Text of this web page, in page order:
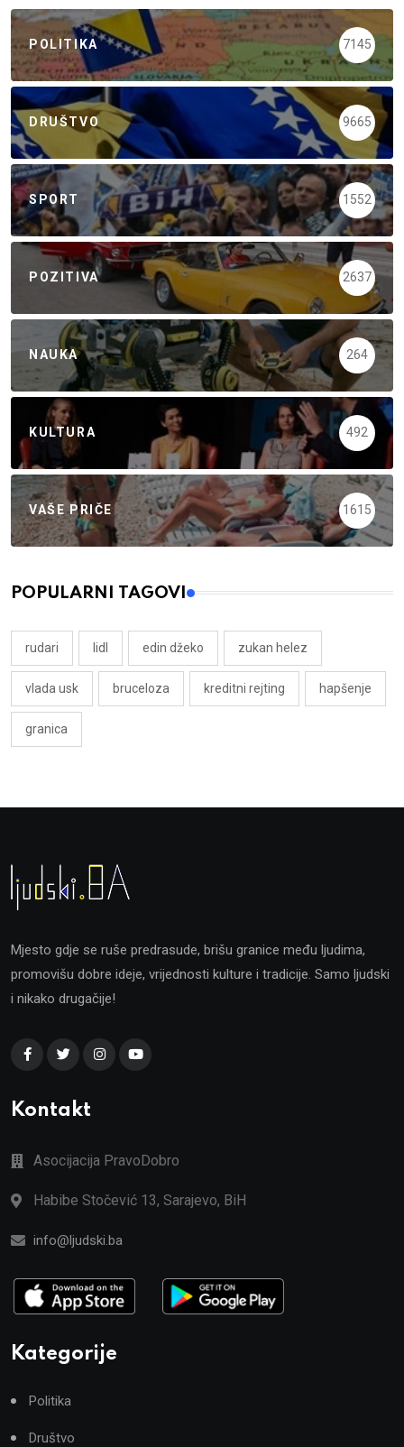
POLITIKA 7145
DRUŠTVO 9665
SPORT 1552
POZITIVA 2637
NAUKA 264
KULTURA 492
VAŠE PRIČE 1615
POPULARNI TAGOVI
rudari lidl edin džeko zukan helez
vlada usk bruceloza kreditni rejting hapšenje
granica
Mjesto gdje se ruše predrasude, brišu granice među ljudima,
promovišu dobre ideje, vrijednosti kulture i tradicije. Samo ljudski
i nikako drugačije!
Kontakt
Asocijacija PravoDobro
Habibe Stočević 13, Sarajevo, BiH
info@ljudski.ba
Kategorije
Politika
Društvo